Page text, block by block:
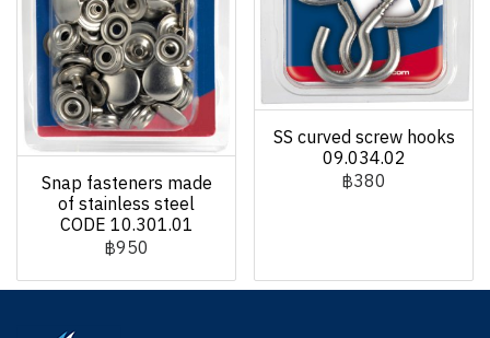
Snap fasteners made
of stainless steel
CODE 10.301.01
฿950
SS curved screw hooks
09.034.02
฿380